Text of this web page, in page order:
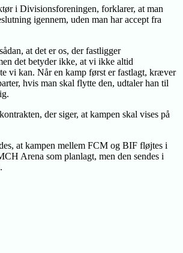
i Divisionsforeningen, forklarer, at man
igennem, uden man har accept fra
at det er os, der fastligger
det betyder ikke, at vi ikke altid
vi kan. Når en kamp først er fastlagt, kræver
hvis man skal flytte den, udtaler han til
der siger, at kampen skal vises på
at kampen mellem FCM og BIF fløjtes i
Arena som planlagt, men den sendes i